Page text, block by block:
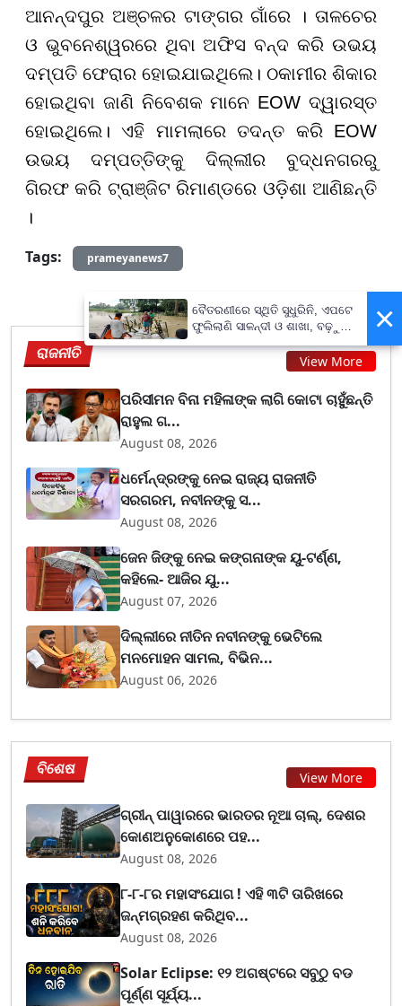
ଆନନ୍ଦପୁର ଅଞ୍ଚଳର ଟାଙ୍ଗର ଗାଁରେ । ତାଳଚେର
ଓ ଭୁବନେଶ୍ୱରରେ ଥିବା ଅଫିସ ବନ୍ଦ କରି ଉଭୟ
ଦମ୍ପତି ଫେରାର ହୋଇଯାଇଥିଲେ। ଠକାମୀର ଶିକାର
ହୋଇଥିବା ଜାଣି ନିବେଶକ ମାନେ EOW ଦ୍ୱାରସ୍ତ
ହୋଇଥିଲେ। ଏହି ମାମଲାରେ ତଦନ୍ତ କରି EOW
ଉଭୟ ଦମ୍ପତ୍ତିଙ୍କୁ ଦିଲ୍ଲୀର ବୁଦ୍ଧନଗରରୁ
ଗିରଫ କରି ଟ୍ରାଞ୍ଜିଟ ରିମାଣ୍ଡରେ ଓଡ଼ିଶା ଆଣିଛନ୍ତି
।
Tags:
prameyanews7
ରାଜନୀତି View More
ପରିସୀମନ ବିନା ମହିଳାଙ୍କ ଲାଗି କୋଟା ଚାହୁଁଛନ୍ତି
ରାହୁଲ ଗ...
August 08, 2026
ଧର୍ମେନ୍ଦ୍ରଙ୍କୁ ନେଇ ରାଜ୍ୟ ରାଜନୀତି
ସରଗରମ, ନବୀନଙ୍କୁ ସ...
August 08, 2026
ଜେନ ଜିଙ୍କୁ ନେଇ କଙ୍ଗନାଙ୍କ ୟୁ-ଟର୍ଣ୍ଣ,
କହିଲେ- ଆଜିର ଯୁ...
August 07, 2026
ଦିଲ୍ଲୀରେ ନୀତିନ ନବୀନଙ୍କୁ ଭେଟିଲେ
ମନମୋହନ ସାମଲ, ବିଭିନ...
August 06, 2026
ବିଶେଷ View More
ଗ୍ରୀନ୍ ପାୱାରରେ ଭାରତର ନୂଆ ଚାଲ୍, ଦେଶର
କୋଣଅନୁକୋଣରେ ପହ...
August 08, 2026
୮-୮-୮ର ମହାସଂଯୋଗ ! ଏହି ୩ଟି ତାରିଖରେ
ଜନ୍ମଗ୍ରହଣ କରିଥିବ...
August 08, 2026
Solar Eclipse: ୧୨ ଅଗଷ୍ଟରେ ସବୁଠୁ ବଡ
ପୂର୍ଣ୍ଣ ସୂର୍ଯ୍ୟ...
×
ବୈତରଣୀରେ ସ୍ଥିତି ସୁଧୁରିନି, ଏପଟେ
ଫୁଲିଲାଣି ସାଳନ୍ଦୀ ଓ ଶାଖା, ବଢ଼ୁଛି
ବନ୍ୟା ଭୟ